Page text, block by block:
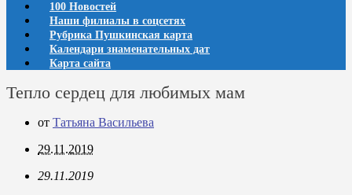
100 Новостей
Наши филиалы в соцсетях
Рубрика Пушкинская карта
Календари знаменательных дат
Карта сайта
Тепло сердец для любимых мам
от Татьяна Васильева
29.11.2019
29.11.2019